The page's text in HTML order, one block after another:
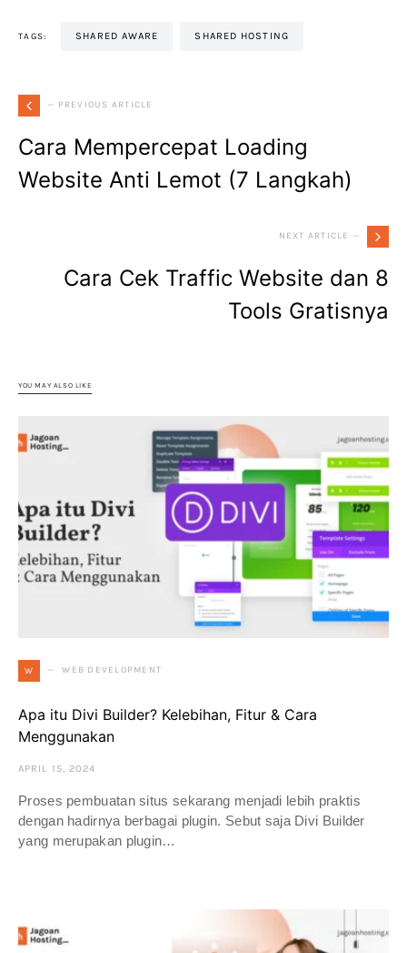
TAGS: SHARED AWARE SHARED HOSTING
— PREVIOUS ARTICLE
Cara Mempercepat Loading
Website Anti Lemot (7 Langkah)
NEXT ARTICLE —
Cara Cek Traffic Website dan 8
Tools Gratisnya
YOU MAY ALSO LIKE
W WEB DEVELOPMENT
Apa itu Divi Builder? Kelebihan, Fitur & Cara
Menggunakan
APRIL 15, 2024
Proses pembuatan situs sekarang menjadi lebih praktis
dengan hadirnya berbagai plugin. Sebut saja Divi Builder
yang merupakan plugin…